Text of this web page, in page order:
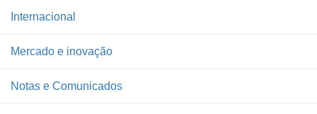
Internacional
Mercado e inovação
Notas e Comunicados